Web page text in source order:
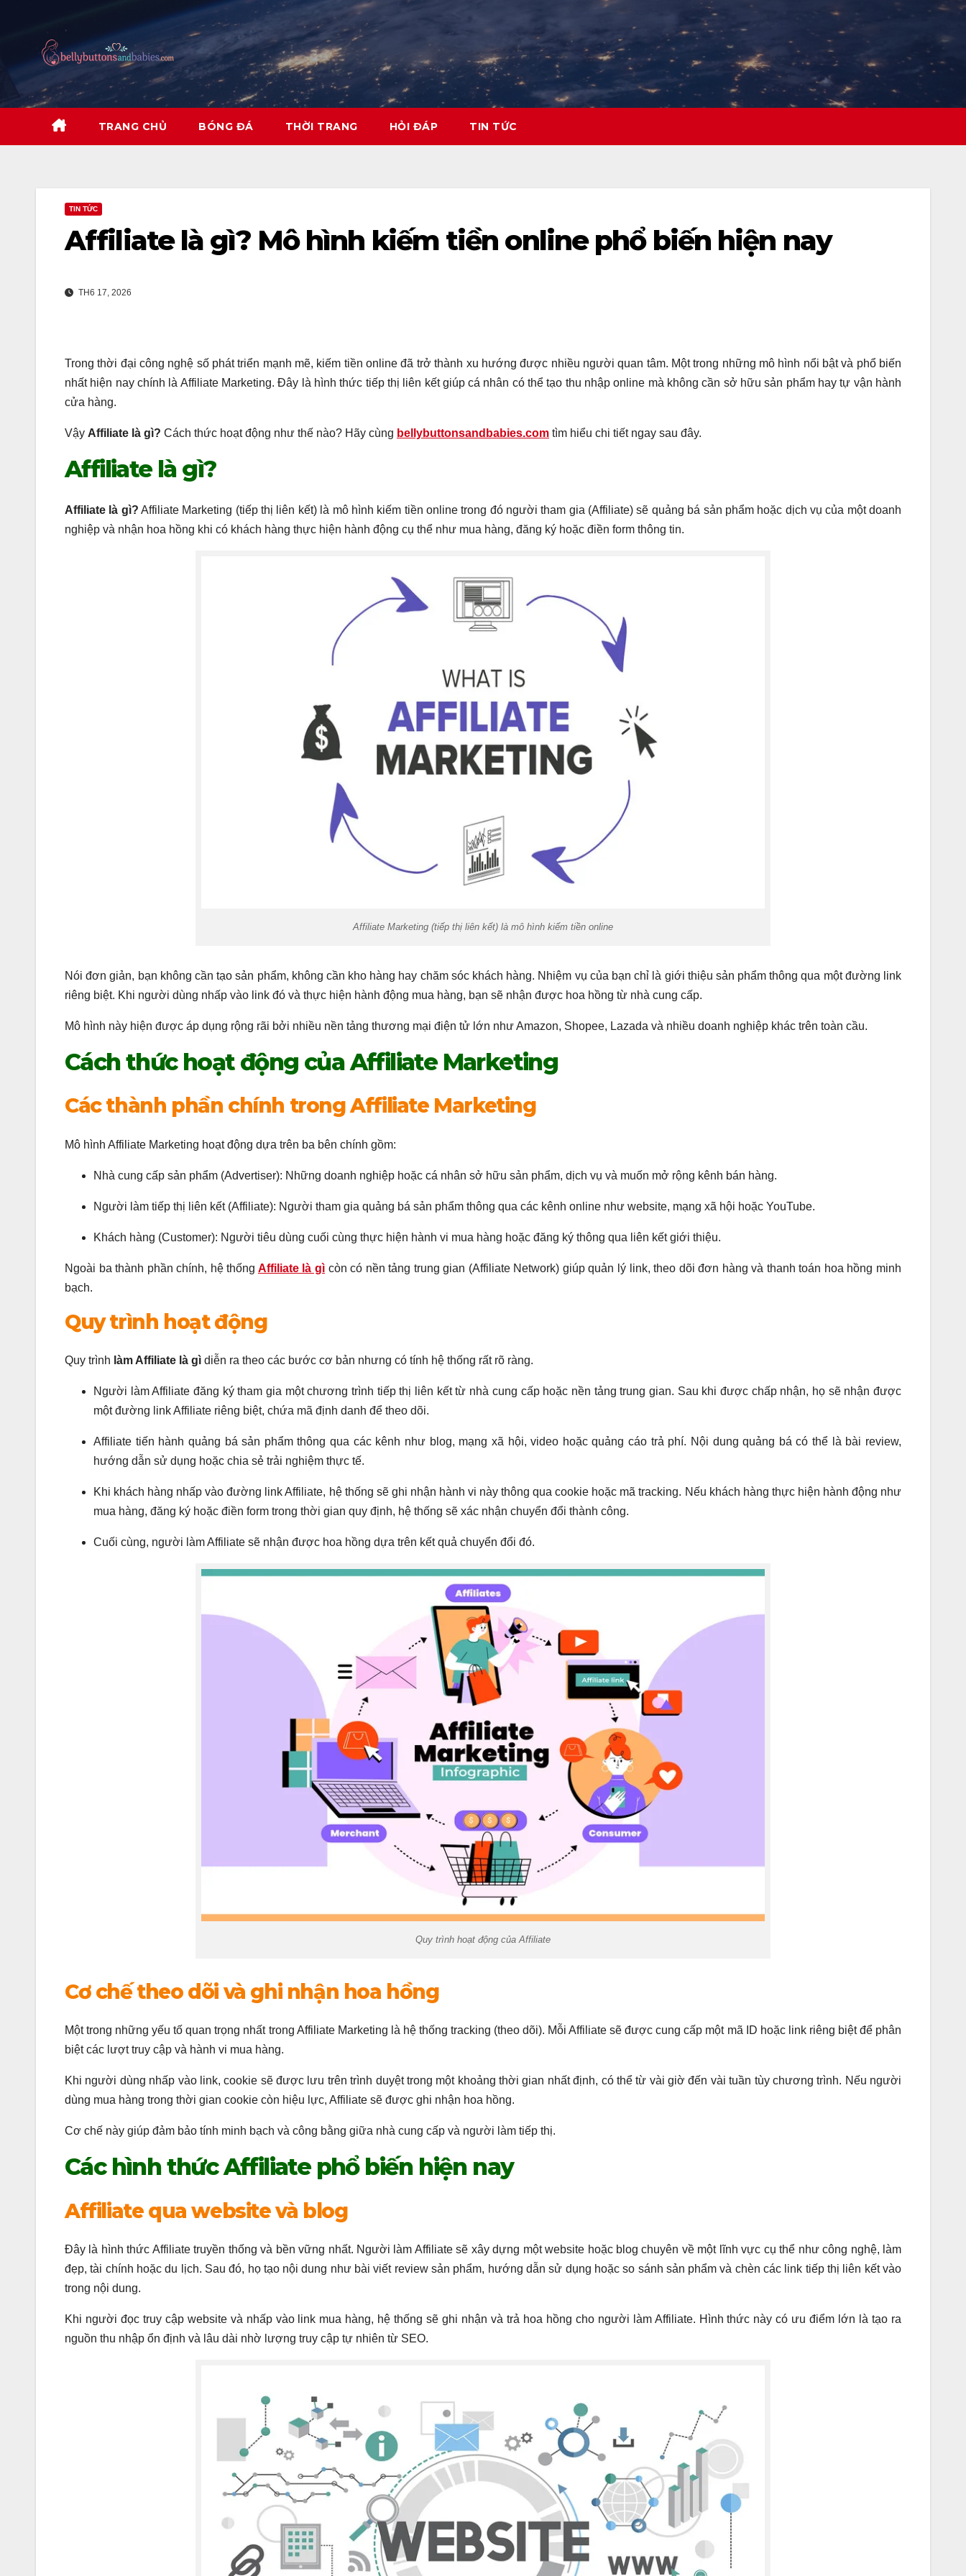
TRANG CHỦ BÓNG ĐÁ THỜI TRANG HỎI ĐÁP TIN TỨC
TIN TỨC
Affiliate là gì? Mô hình kiếm tiền online phổ biến hiện nay
TH6 17, 2026
Trong thời đại công nghệ số phát triển mạnh mẽ, kiếm tiền online đã trở thành xu hướng được nhiều người quan tâm. Một trong những mô hình nổi bật và phổ biến
nhất hiện nay chính là Affiliate Marketing. Đây là hình thức tiếp thị liên kết giúp cá nhân có thể tạo thu nhập online mà không cần sở hữu sản phẩm hay tự vận hành
cửa hàng.
Vậy Affiliate là gì? Cách thức hoạt động như thế nào? Hãy cùng bellybuttonsandbabies.com tìm hiểu chi tiết ngay sau đây.
Affiliate là gì?
Affiliate là gì? Affiliate Marketing (tiếp thị liên kết) là mô hình kiếm tiền online trong đó người tham gia (Affiliate) sẽ quảng bá sản phẩm hoặc dịch vụ của một doanh
nghiệp và nhận hoa hồng khi có khách hàng thực hiện hành động cụ thể như mua hàng, đăng ký hoặc điền form thông tin.
Affiliate Marketing (tiếp thị liên kết) là mô hình kiếm tiền online
Nói đơn giản, bạn không cần tạo sản phẩm, không cần kho hàng hay chăm sóc khách hàng. Nhiệm vụ của bạn chỉ là giới thiệu sản phẩm thông qua một đường link
riêng biệt. Khi người dùng nhấp vào link đó và thực hiện hành động mua hàng, bạn sẽ nhận được hoa hồng từ nhà cung cấp.
Mô hình này hiện được áp dụng rộng rãi bởi nhiều nền tảng thương mại điện tử lớn như Amazon, Shopee, Lazada và nhiều doanh nghiệp khác trên toàn cầu.
Cách thức hoạt động của Affiliate Marketing
Các thành phần chính trong Affiliate Marketing
Mô hình Affiliate Marketing hoạt động dựa trên ba bên chính gồm:
Nhà cung cấp sản phẩm (Advertiser): Những doanh nghiệp hoặc cá nhân sở hữu sản phẩm, dịch vụ và muốn mở rộng kênh bán hàng.
Người làm tiếp thị liên kết (Affiliate): Người tham gia quảng bá sản phẩm thông qua các kênh online như website, mạng xã hội hoặc YouTube.
Khách hàng (Customer): Người tiêu dùng cuối cùng thực hiện hành vi mua hàng hoặc đăng ký thông qua liên kết giới thiệu.
Ngoài ba thành phần chính, hệ thống Affiliate là gì còn có nền tảng trung gian (Affiliate Network) giúp quản lý link, theo dõi đơn hàng và thanh toán hoa hồng minh
bạch.
Quy trình hoạt động
Quy trình làm Affiliate là gì diễn ra theo các bước cơ bản nhưng có tính hệ thống rất rõ ràng.
Người làm Affiliate đăng ký tham gia một chương trình tiếp thị liên kết từ nhà cung cấp hoặc nền tảng trung gian. Sau khi được chấp nhận, họ sẽ nhận được
một đường link Affiliate riêng biệt, chứa mã định danh để theo dõi.
Affiliate tiến hành quảng bá sản phẩm thông qua các kênh như blog, mạng xã hội, video hoặc quảng cáo trả phí. Nội dung quảng bá có thể là bài review,
hướng dẫn sử dụng hoặc chia sẻ trải nghiệm thực tế.
Khi khách hàng nhấp vào đường link Affiliate, hệ thống sẽ ghi nhận hành vi này thông qua cookie hoặc mã tracking. Nếu khách hàng thực hiện hành động như
mua hàng, đăng ký hoặc điền form trong thời gian quy định, hệ thống sẽ xác nhận chuyển đổi thành công.
Cuối cùng, người làm Affiliate sẽ nhận được hoa hồng dựa trên kết quả chuyển đổi đó.
Quy trình hoạt động của Affiliate
Cơ chế theo dõi và ghi nhận hoa hồng
Một trong những yếu tố quan trọng nhất trong Affiliate Marketing là hệ thống tracking (theo dõi). Mỗi Affiliate sẽ được cung cấp một mã ID hoặc link riêng biệt để phân
biệt các lượt truy cập và hành vi mua hàng.
Khi người dùng nhấp vào link, cookie sẽ được lưu trên trình duyệt trong một khoảng thời gian nhất định, có thể từ vài giờ đến vài tuần tùy chương trình. Nếu người
dùng mua hàng trong thời gian cookie còn hiệu lực, Affiliate sẽ được ghi nhận hoa hồng.
Cơ chế này giúp đảm bảo tính minh bạch và công bằng giữa nhà cung cấp và người làm tiếp thị.
Các hình thức Affiliate phổ biến hiện nay
Affiliate qua website và blog
Đây là hình thức Affiliate truyền thống và bền vững nhất. Người làm Affiliate sẽ xây dựng một website hoặc blog chuyên về một lĩnh vực cụ thể như công nghệ, làm
đẹp, tài chính hoặc du lịch. Sau đó, họ tạo nội dung như bài viết review sản phẩm, hướng dẫn sử dụng hoặc so sánh sản phẩm và chèn các link tiếp thị liên kết vào
trong nội dung.
Khi người đọc truy cập website và nhấp vào link mua hàng, hệ thống sẽ ghi nhận và trả hoa hồng cho người làm Affiliate. Hình thức này có ưu điểm lớn là tạo ra
nguồn thu nhập ổn định và lâu dài nhờ lượng truy cập tự nhiên từ SEO.